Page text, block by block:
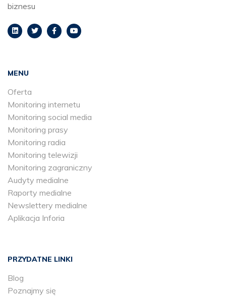
biznesu
MENU
Oferta
Monitoring internetu
Monitoring social media
Monitoring prasy
Monitoring radia
Monitoring telewizji
Monitoring zagraniczny
Audyty medialne
Raporty medialne
Newslettery medialne
Aplikacja Inforia
PRZYDATNE LINKI
Blog
Poznajmy się